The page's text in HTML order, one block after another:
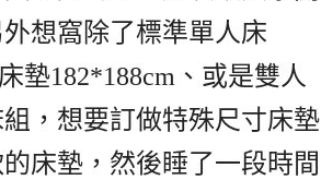
想窩除了標準單人床
墊182*188cm、或是雙人
，想要訂做特殊尺寸床墊
床墊，然後睡了一段時間